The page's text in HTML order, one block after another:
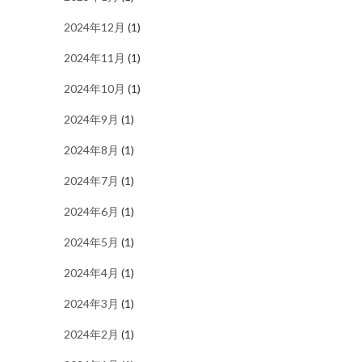
2024年12月 (1)
2024年11月 (1)
2024年10月 (1)
2024年9月 (1)
2024年8月 (1)
2024年7月 (1)
2024年6月 (1)
2024年5月 (1)
2024年4月 (1)
2024年3月 (1)
2024年2月 (1)